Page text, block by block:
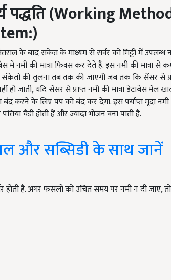
पद्धति(Working
के बाद संकेत के माध्यम से सर्वर को मिट्टी में उपलब्ध
में नमी की मात्रा फिक्स कर देते हैं. इस नमी की मात्रा से
संकेतों की तुलना तब तक की जाएगी जब तक कि सेंसर से
हो जाती, यदि सेंसर से प्राप्त नमी की मात्रा डेटाबेस मेंल
बंद करने के लिए पंप को बंद कर देगा. इस पर्याप्त मृदा
चैड़ी होती हैं और ज्यादा भोजन बना पाती है.
और सब्सिडी के साथ जानें
होती है. अगर फसलों को उचित समय पर नमी न दी जाए,